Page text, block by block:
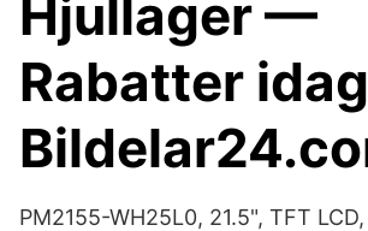
Hjullager —
Rabatter
PM2155-WH25L0, 21.5", TFT